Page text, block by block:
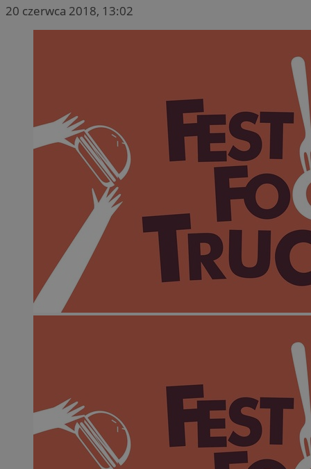
20 czerwca 2018, 13:02